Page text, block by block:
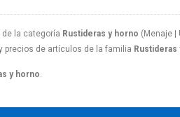
de la categoría Rustideras y horno (Menaje |
precios de artículos de la familia Rustideras
y horno.